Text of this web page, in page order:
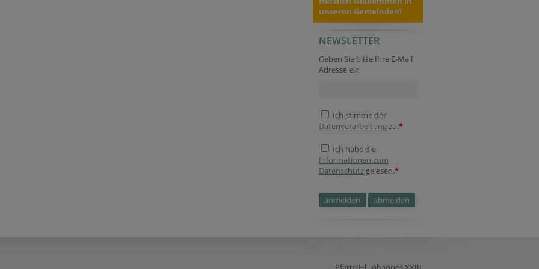
unseren Gemeinden!
NEWSLETTER
Geben Sie bitte Ihre E-Mail
Adresse ein
Ich stimme der
Datenverarbeitungzu.*
Ich habe die
Informationen zum
Datenschutz gelesen.*